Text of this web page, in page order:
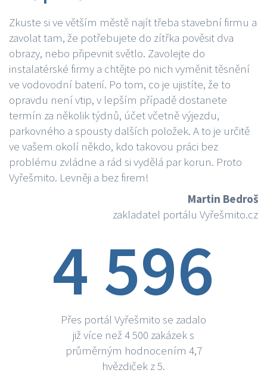
Zkuste si ve větším městě najít třeba stavební firmu a
zavolat tam, že potřebujete do zítřka pověsit dva
obrazy, nebo připevnit světlo. Zavolejte do
instalatérské firmy a chtějte po nich vyměnit těsnění
ve vodovodní baterií. Po tom, co je ujistíte, že to
opravdu není vtip, v lepším případě dostanete
termín za několik týdnů, účet včetně výjezdu,
parkovného a spousty dalších položek. A to je určitě
ve vašem okolí někdo, kdo takovou práci bez
problému zvládne a rád si vydělá par korun. Proto
Vyřešmito. Levněji a bez firem!
Martin Bedroš
zakladatel portálu Vyřešmito.cz
4 596
Přes portál Vyřešmito se zadalo
již více než 4 500 zakázek s
průměrným hodnocením 4,7
hvězdiček z 5.